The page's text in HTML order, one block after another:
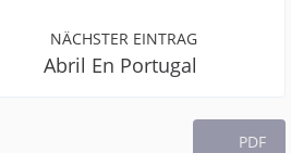
NÄCHSTER EINTRAG
Abril En Portugal
PDF